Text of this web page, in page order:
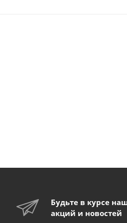
Будьте в курсе
акций и новостей